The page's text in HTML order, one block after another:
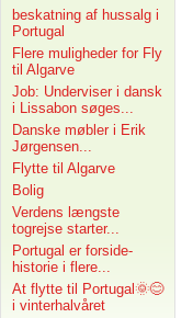
beskatning af hussalg i
Portugal
Flere muligheder for Fly
til Algarve
Job: Underviser i dansk
i Lissabon søges...
Danske møbler i Erik
Jørgensen...
Flytte til Algarve
Bolig
Verdens længste
togrejse starter...
Portugal er forside-
historie i flere...
At flytte til Portugal🌞😊
i vinterhalvåret